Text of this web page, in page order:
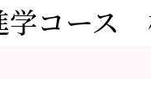
学コース